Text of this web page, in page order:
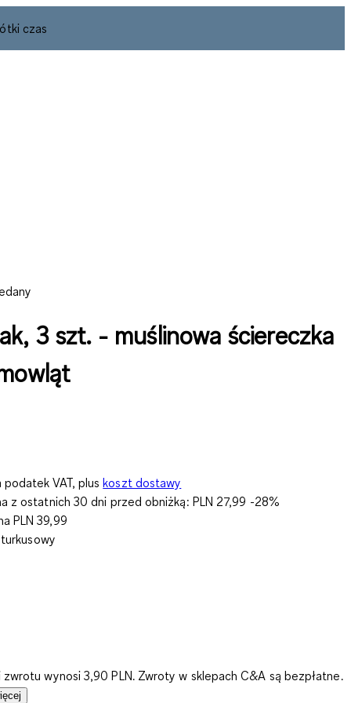
czas
3 szt. - muślinowa ściereczka
VAT, plus koszt dostawy
z ostatnich 30 dni przed obniżką: PLN 27,99 -28%
PLN 39,99
zwrotu wynosi 3,90 PLN. Zwroty w sklepach C&A są bezpłatne.